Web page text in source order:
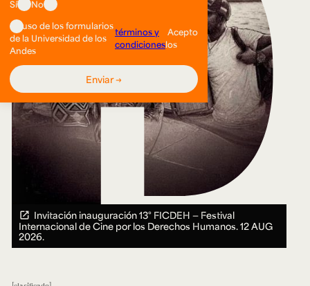
Invitación inauguración 13° FICDEH — Festival
Internacional de Cine por los Derechos Humanos.12 AUG
2026.